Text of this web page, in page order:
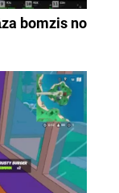
bomzis no